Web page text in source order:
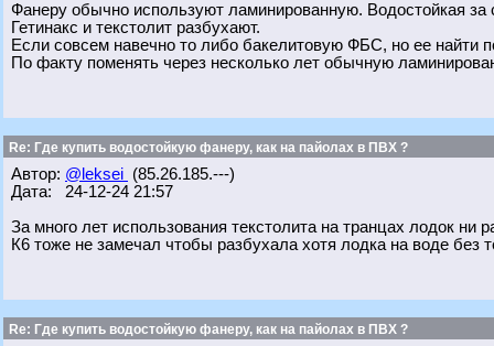
Фанеру обычно используют ламинированную. Водостойкая
Гетинакс и текстолит разбухают.
Если совсем навечно то либо бакелитовую ФБС, но ее найти
По факту поменять через несколько лет обычную
Re: Где купить водостойкую фанеру, как на пайолах в ПВХ ?
Автор: @leksei (85.26.185.---)
Дата: 24-12-24 21:57
За много лет использования текстолита на транцах лодок
К6 тоже не замечал чтобы разбухала хотя лодка на воде без
Re: Где купить водостойкую фанеру, как на пайолах в ПВХ ?